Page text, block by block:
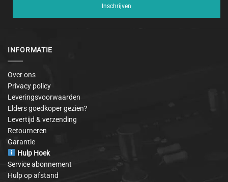
Inschrijven
INFORMATIE
Over ons
Privacy policy
Leveringsvoorwaarden
Elders goedkoper gezien?
Levertijd & verzending
Retourneren
Garantie
Hulp Hoek
Service abonnement
Hulp op afstand